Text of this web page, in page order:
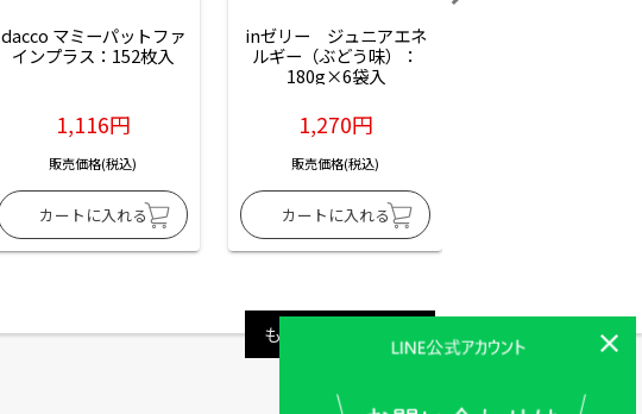
dacco マミーパットファ
インプラス：152枚入
1,116円
販売価格(税込)
inゼリー　ジュニアエネ
ルギー（ぶどう味）：
180g×6袋入
1,270円
販売価格(税込)
もっと見る